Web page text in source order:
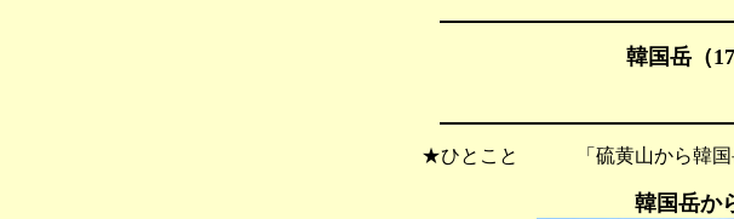
韓国岳（
★ひとこと 「硫黄山から韓国岳
韓国岳か